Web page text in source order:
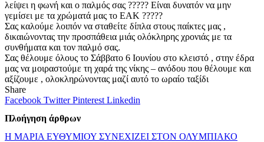
λείψει η φωνή και ο παλμός σας ????? Είναι δυνατόν να μην
γεμίσει με τα χρώματά μας το ΕΑΚ ?????
Σας καλούμε λοιπόν να σταθείτε δίπλα στους παίκτες μας ,
δικαιώνοντας την προσπάθεια μιάς ολόκληρης χρονιάς με τα
συνθήματα και τον παλμό σας.
Σας θέλουμε όλους το Σάββατο 6 Ιουνίου στο κλειστό , στην έδρα
μας να μοιραστούμε τη χαρά της νίκης – ανόδου που θέλουμε και
αξίζουμε , ολοκληρώνοντας μαζί αυτό το ωραίο ταξίδι
Share
Facebook TwitterPinterest Linkedin
Πλοήγηση άρθρων
Η ΜΑΡΙΑ ΕΥΘΥΜΙΟΥ ΣΥΝΕΧΙΖΕΙ ΣΤΟΝ ΟΛΥΜΠΙΑΚΟ